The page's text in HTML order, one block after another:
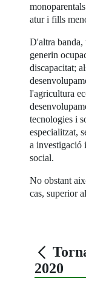
atur i fills
D'altra banda,
generin
discapacitat;
l'agricultura
tecnologies i
especialitzat,
a investigació
social.
No obstant
cas, superior
2020